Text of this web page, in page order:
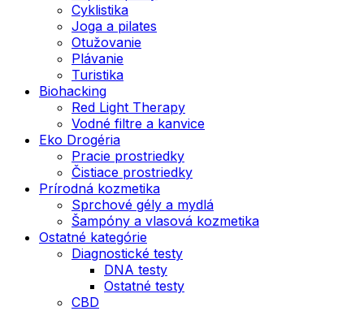
Cyklistika
Joga a pilates
Otužovanie
Plávanie
Turistika
Biohacking
Red Light Therapy
Vodné filtre a kanvice
Eko Drogéria
Pracie prostriedky
Čistiace prostriedky
Prírodná kozmetika
Sprchové gély a mydlá
Šampóny a vlasová kozmetika
Ostatné kategórie
Diagnostické testy
DNA testy
Ostatné testy
CBD